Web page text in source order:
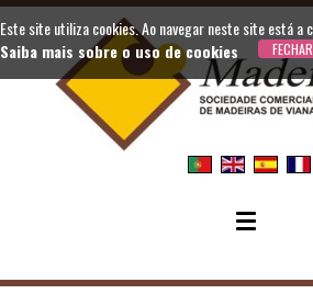
Este site utiliza cookies. Ao navegar neste site está a
Saiba mais sobre o uso de cookies